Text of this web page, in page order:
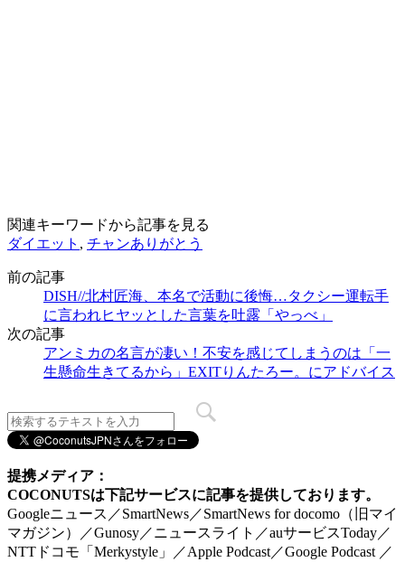
関連キーワードから記事を見る
ダイエット , チャンありがとう
前の記事
DISH//北村匠海、本名で活動に後悔…タクシー運転手
に言われヒヤッとした言葉を吐露「やっべ」
次の記事
アンミカの名言が凄い！不安を感じてしまうのは「一
生懸命生きてるから」EXITりんたろー。にアドバイス
提携メディア：
COCONUTSは下記サービスに記事を提供しております。
Googleニュース／SmartNews／SmartNews for docomo（旧マイ
マガジン）／Gunosy／ニュースライト／auサービスToday／
NTTドコモ「Merkystyle」／Apple Podcast／Google Podcast ／